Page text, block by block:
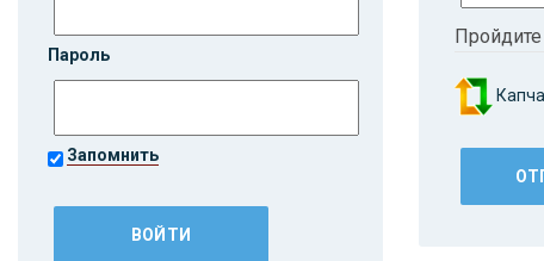
Пароль
Запомнить